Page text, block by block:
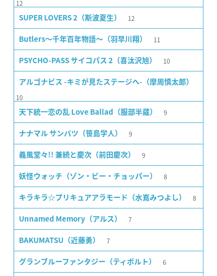
12
SUPER LOVERS 2（斯波夏生） 12
Butlers〜千年百年物語〜（羽早川翔） 11
PSYCHO-PASS サイコパス 2（喜汰沢旭） 10
アルゴナビス -キミが見たステージへ-（摩周慎太郎）
10
天下統一恋の乱 Love Ballad（服部半蔵） 9
ナナマル サンバツ（笹島学人） 9
義風堂々!! 兼続と慶次（前田慶次） 9
妖怪ウォッチ（ゾン・ビー・チョッパー） 8
キラキラ☆プリキュアアラモード（水嶌みつよし） 8
Unnamed Memory（アルス） 7
BAKUMATSU（近藤勇） 7
グランブルーファンタジー（ティボルト） 6